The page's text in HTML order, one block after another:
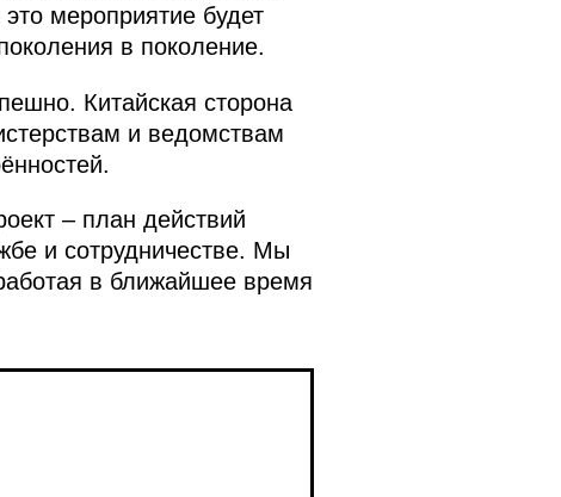
мероприятие будет
в поколение.
Китайская сторона
и ведомствам
– план действий
и сотрудничестве. Мы
в ближайшее время